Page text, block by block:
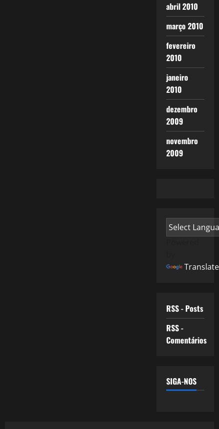
abril 2010
março 2010
fevereiro
2010
janeiro
2010
dezembro
2009
novembro
2009
Translate
RSS - Posts
RSS -
Comentários
SIGA-NOS